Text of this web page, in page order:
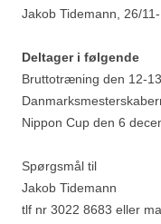
Jakob Tidemann, 26/
Deltager i følgende
Bruttotræning den 12-
Nippon Cup den 6
Spørgsmål til
Jakob Tidemann
tlf nr 3022 8683 eller